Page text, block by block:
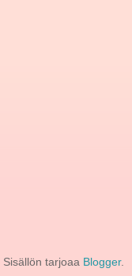
Sisällön tarjoaa Blogger.